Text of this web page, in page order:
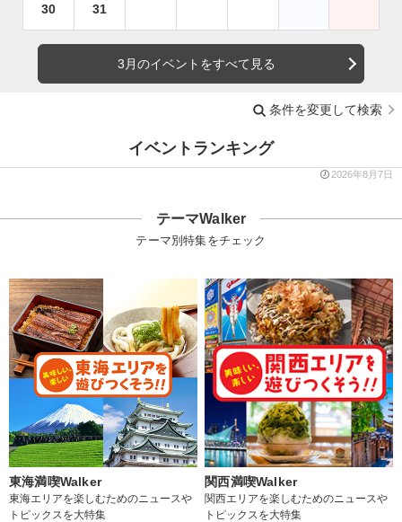
30 31
3月のイベントをすべて見る
条件を変更して検索
イベントランキング
2026年8月7日
テーマWalker
テーマ別特集をチェック
東海満喫Walker
東海エリアを楽しむためのニュースや
トピックスを大特集
関西満喫Walker
関西エリアを楽しむためのニュースや
トピックスを大特集